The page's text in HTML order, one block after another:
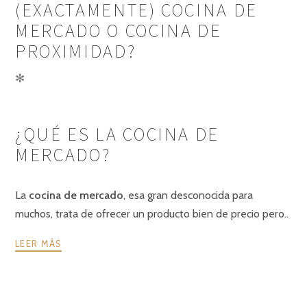
(EXACTAMENTE) COCINA DE
MERCADO O COCINA DE
PROXIMIDAD?
✻
¿QUÉ ES LA COCINA DE
MERCADO?
La cocina de mercado, esa gran desconocida para
muchos, trata de ofrecer un producto bien de precio pero..
LEER MÁS